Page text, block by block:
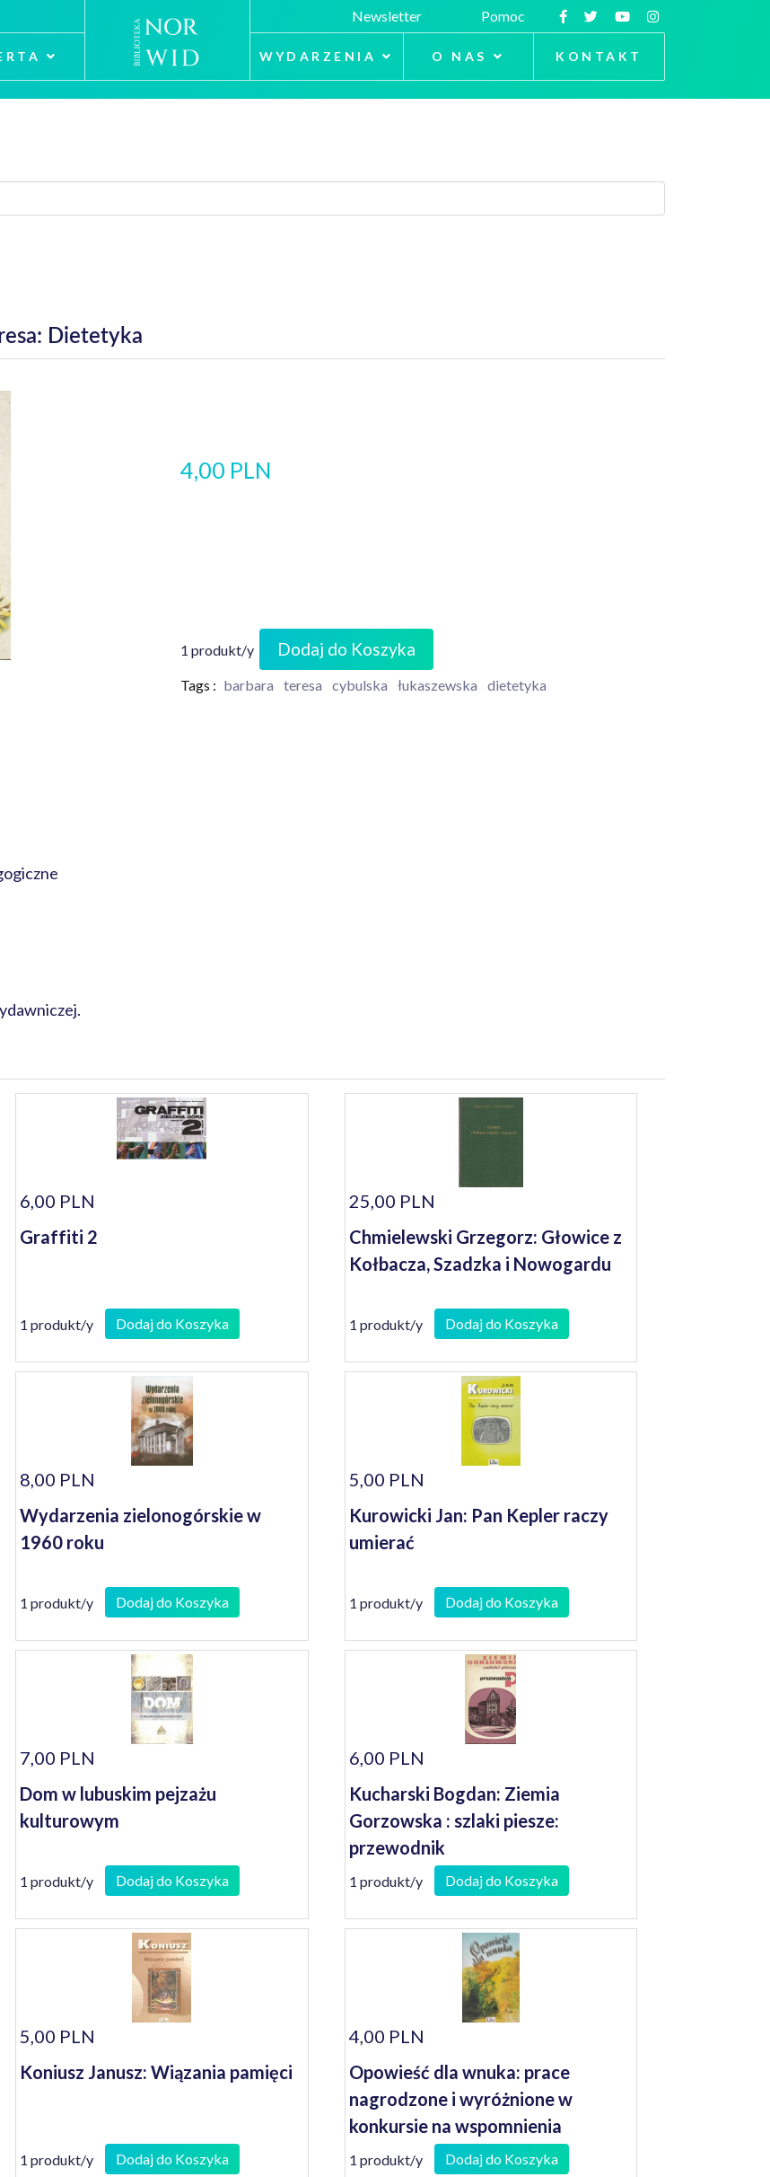
Newsletter Pomoc
WYDARZENIA O NAS KONTAKT
Dietetyka
4,00 PLN
1 produkt/y Dodaj do Koszyka
Tags : barbara teresa cybulska łukaszewska dietetyka
6,00 PLN
Graffiti 2
1 produkt/y Dodaj do Koszyka
25,00 PLN
Chmielewski Grzegorz: Głowice z
Kołbacza, Szadzka i Nowogardu
1 produkt/y Dodaj do Koszyka
8,00 PLN
Wydarzenia zielonogórskie w
1960 roku
1 produkt/y Dodaj do Koszyka
5,00 PLN
Kurowicki Jan: Pan Kepler raczy
umierać
1 produkt/y Dodaj do Koszyka
7,00 PLN
Dom w lubuskim pejzażu
kulturowym
1 produkt/y Dodaj do Koszyka
6,00 PLN
Kucharski Bogdan: Ziemia
Gorzowska : szlaki piesze:
przewodnik
1 produkt/y Dodaj do Koszyka
5,00 PLN
Koniusz Janusz: Wiązania pamięci
1 produkt/y Dodaj do Koszyka
4,00 PLN
Opowieść dla wnuka: prace
nagrodzone i wyróżnione w
konkursie na wspomnienia
seniorów
1 produkt/y Dodaj do Koszyka